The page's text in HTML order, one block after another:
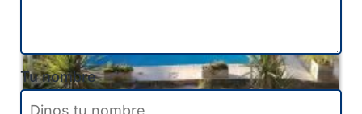
Tu nombre